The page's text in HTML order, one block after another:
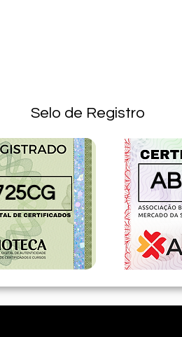
Selo de Registro